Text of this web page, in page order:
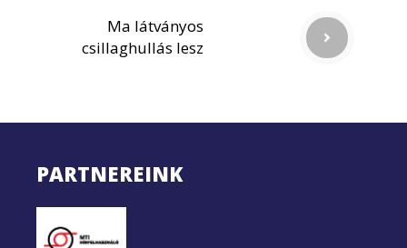
Ma látványos
csillaghullás lesz
PARTNEREINK